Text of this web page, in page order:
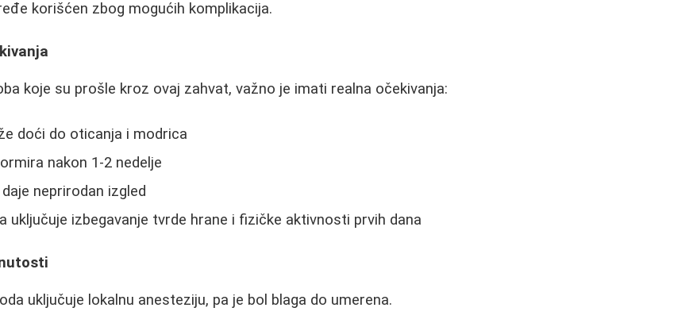
korišćen zbog mogućih komplikacija.
koje su prošle kroz ovaj zahvat, važno je imati realna očekivanja:
doći do oticanja i modrica
nakon 1-2 nedelje
neprirodan izgled
uključuje izbegavanje tvrde hrane i fizičke aktivnosti prvih dana
uključuje lokalnu anesteziju, pa je bol blaga do umerena.